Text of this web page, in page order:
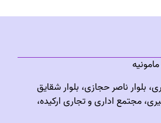
بلوار ناصر حجازی، بلوار شقایق
مجتمع اداری و تجاری ارکیده،